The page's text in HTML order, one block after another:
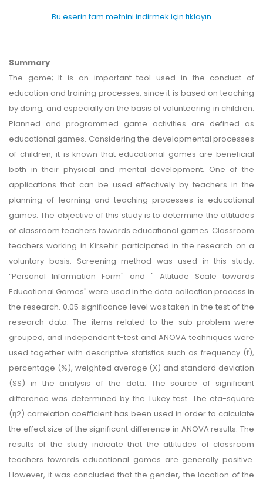
Bu eserin tam metnini indirmek için tıklayın
Summary
The game; It is an important tool used in the conduct of
education and training processes, since it is based on teaching
by doing, and especially on the basis of volunteering in children.
Planned and programmed game activities are defined as
educational games. Considering the developmental processes
of children, it is known that educational games are beneficial
both in their physical and mental development. One of the
applications that can be used effectively by teachers in the
planning of learning and teaching processes is educational
games. The objective of this study is to determine the attitudes
of classroom teachers towards educational games. Classroom
teachers working in Kirsehir participated in the research on a
voluntary basis. Screening method was used in this study.
“Personal Information Form" and " Attitude Scale towards
Educational Games" were used in the data collection process in
the research. 0.05 significance level was taken in the test of the
research data. The items related to the sub-problem were
grouped, and independent t-test and ANOVA techniques were
used together with descriptive statistics such as frequency (f),
percentage (%), weighted average (X) and standard deviation
(SS) in the analysis of the data. The source of significant
difference was determined by the Tukey test. The eta-square
(η2) correlation coefficient has been used in order to calculate
the effect size of the significant difference in ANOVA results. The
results of the study indicate that the attitudes of classroom
teachers towards educational games are generally positive.
However, it was concluded that the gender, the location of the